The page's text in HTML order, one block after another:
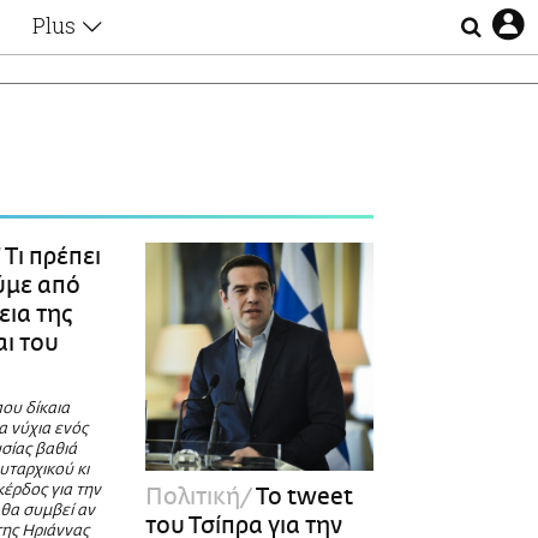
Plus
Οι Αθηναίοι
Απώλειες
Lgbtqi+
Επιλογές
Tι πρέπει
από
της
του
δίκαια
νύχια ενός
βαθιά
κι
για την
θα συμβεί αν
Ηριάννας
Πολιτική Το tweet
του Τσίπρα για την